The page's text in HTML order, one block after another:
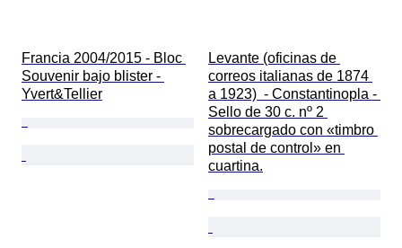
Francia 2004/2015 - Bloc
Souvenir bajo blister -
Yvert&Tellier
Levante (oficinas de
correos italianas de 1874
a 1923)  - Constantinopla -
Sello de 30 c. nº 2
sobrecargado con «timbro
postal de control» en
cuartina.